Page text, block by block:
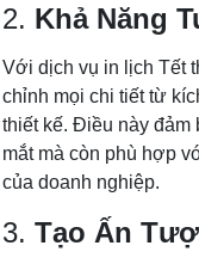
2. Khả Năng
Với dịch vụ in lịch Tết
chỉnh mọi chi tiết từ
thiết kế. Điều này đảm
mắt mà còn phù hợp
của doanh nghiệp.
3. Tạo Ấn